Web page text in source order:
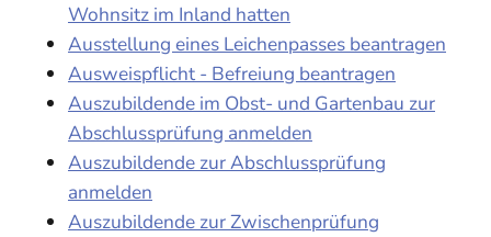
Wohnsitz im Inland hatten
Ausstellung eines Leichenpasses beantragen
Ausweispflicht - Befreiung beantragen
Auszubildende im Obst- und Gartenbau zur
Abschlussprüfung anmelden
Auszubildende zur Abschlussprüfung
anmelden
Auszubildende zur Zwischenprüfung